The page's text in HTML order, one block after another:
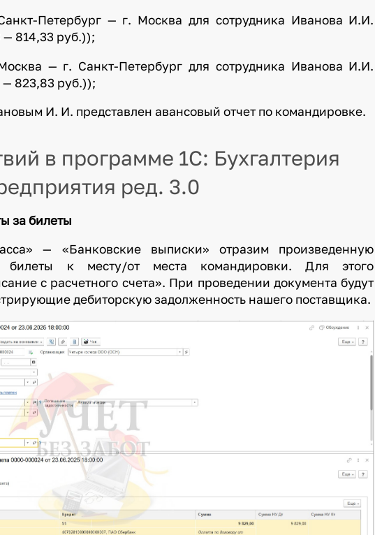
Петербург — г. Москва для сотрудника Иванова И.И.
814,33 руб.));
— г. Санкт-Петербург для сотрудника Иванова И.И.
823,83 руб.));
И. И. представлен авансовый отчет по командировке.
в программе 1С: Бухгалтерия
ред. 3.0
за билеты
— «Банковские выписки» отразим произведенную
билеты к месту/от места командировки. Для этого
с расчетного счета». При проведении документа будут
дебиторскую задолженность нашего поставщика.